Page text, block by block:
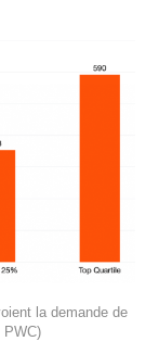
la demande de
PWC)